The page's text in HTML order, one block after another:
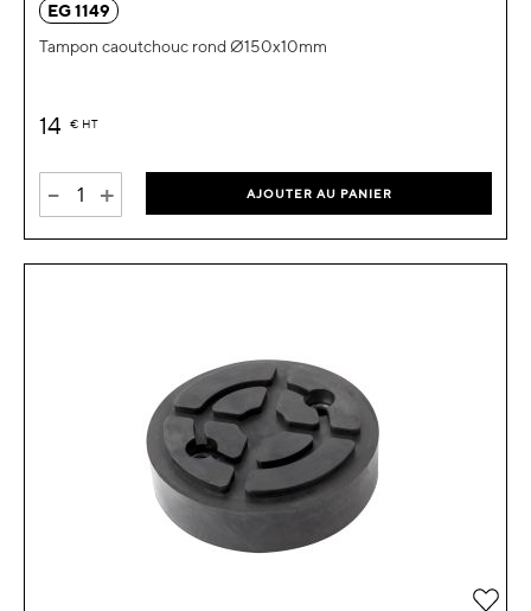
EG 1149
Tampon caoutchouc rond Ø150x10mm
14 € HT
- + AJOUTER AU PANIER